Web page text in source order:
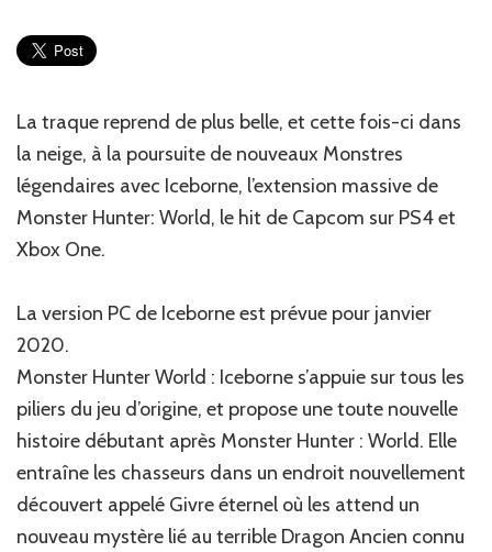
La traque reprend de plus belle, et cette fois-ci dans
la neige, à la poursuite de nouveaux Monstres
légendaires avec Iceborne, l’extension massive de
Monster Hunter: World, le hit de Capcom sur PS4 et
Xbox One.
La version PC de Iceborne est prévue pour janvier
2020.
Monster Hunter World : Iceborne s’appuie sur tous les
piliers du jeu d’origine, et propose une toute nouvelle
histoire débutant après Monster Hunter : World. Elle
entraîne les chasseurs dans un endroit nouvellement
découvert appelé Givre éternel où les attend un
nouveau mystère lié au terrible Dragon Ancien connu